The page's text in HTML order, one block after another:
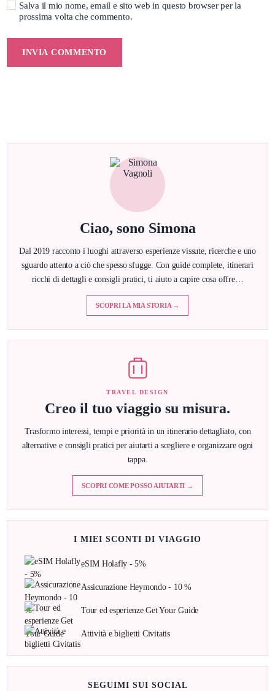
Salva il mio nome, email e sito web in questo browser per la
prossima volta che commento.
Ciao, sono Simona
Dal 2019 racconto i luoghi attraverso esperienze vissute, ricerche e uno
sguardo attento a ciò che spesso sfugge. Con guide complete, itinerari
ricchi di dettagli e consigli pratici, ti aiuto a capire cosa offre…
SCOPRI LA MIA STORIA →
TRAVEL DESIGN
Creo il tuo viaggio su misura.
Trasformo interessi, tempi e priorità in un itinerario dettagliato, con
alternative e consigli pratici per aiutarti a scegliere e organizzare ogni
tappa.
SCOPRI COME POSSO AIUTARTI →
I MIEI SCONTI DI VIAGGIO
eSIM Holafly - 5%
Assicurazione Heymondo - 10 %
Tour ed esperienze Get Your Guide
Attività e biglietti Civitatis
SEGUIMI SUI SOCIAL